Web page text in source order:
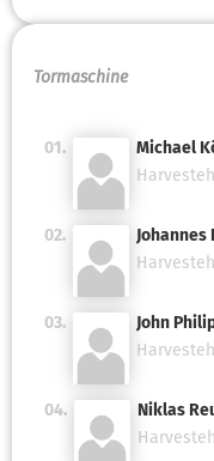
Tormaschine
01.
Michael
02.
Johannes
03.
John
04.
Niklas